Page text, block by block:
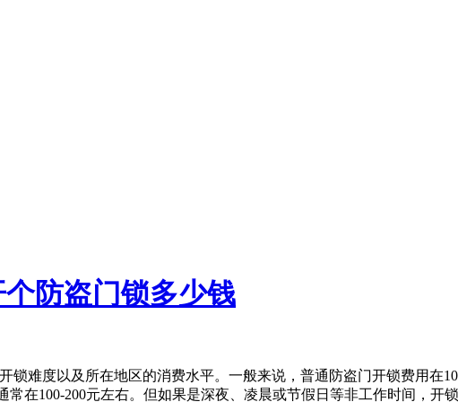
防盗门锁多少钱
难度以及所在地区的消费水平。一般来说，普通防盗门开锁费用在
在100-200元左右。但如果是深夜、凌晨或节假日等非工作时间，开